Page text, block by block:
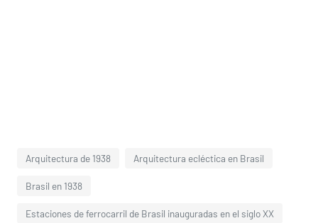
Arquitectura de 1938 Arquitectura ecléctica en Brasil
Brasil en 1938
Estaciones de ferrocarril de Brasil inauguradas en el siglo XX